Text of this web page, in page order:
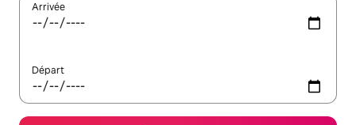
Arrivée
Départ